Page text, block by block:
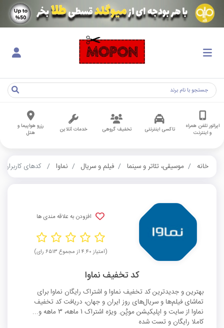
اپراتور تلفن همراه
و اینترنت
تاکسی اینترنتی تخفیف گروهی خدمات آنلاین
رزرو هواپیما و
هتل
خانه موسیقی، تئاتر و سینما فیلم و سریال نماوا کدهای کاربران
افزودن به علاقه مندی ها
(امتیاز ۴.۴۰ از مجموع ۶۵۱۳ رای)
کد تخفیف نماوا
بهترین و جدیدترین کد تخفیف نماوا و اشتراک رایگان نماوا برای
تماشای فیلم‌ها و سریال‌های روز ایران و جهان، دریافت کد تخفیف
نماوا از سایت و اپلیکیشن موپُن. ویژه اشتراک 1 ماهه، 3 ماهه و...
کاملا رایگان و تست شده